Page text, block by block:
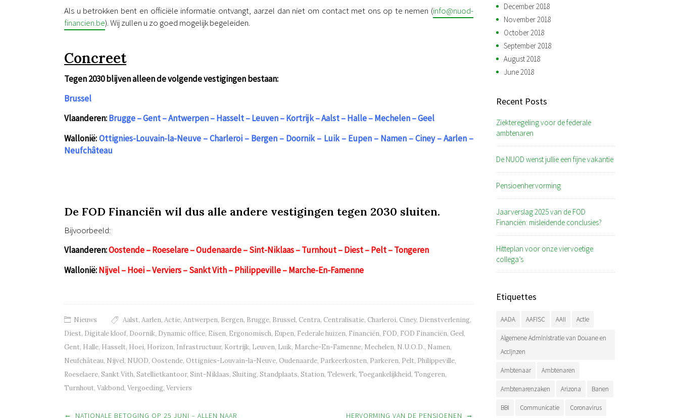
Als u betrokken bent en officiële informatie ontvangt, aarzel dan niet om contact met ons op te nemen (info@nuod-
financien.be). Wij zullen u zo goed mogelijk begeleiden.
Concreet
Tegen 2030 blijven alleen de volgende vestigingen bestaan:
Brussel
Vlaanderen:Brugge – Gent – Antwerpen – Hasselt – Leuven – Kortrijk – Aalst – Halle – Mechelen – Geel
Wallonië:Ottignies-Louvain-la-Neuve – Charleroi – Bergen – Doornik – Luik – Eupen – Namen – Ciney – Aarlen –
Neufchâteau
De FOD Financiën wil dus alle andere vestigingen tegen 2030 sluiten.
Bijvoorbeeld:
Vlaanderen:Oostende – Roeselare – Oudenaarde – Sint-Niklaas – Turnhout – Diest – Pelt – Tongeren
Wallonië:Nijvel – Hoei – Verviers – Sankt Vith – Philippeville – Marche-En-Famenne
Nieuws Aalst, Aarlen, Actie, Antwerpen, Bergen, Brugge, Brussel, Centra, Centralisatie, Charleroi, Ciney, Dienstverlening,
Diest, Digitale kloof, Doornik, Dynamic office, Eisen, Ergonomisch, Eupen, Federale huizen, Financiën, FOD, FOD Financiën, Geel,
Gent, Halle, Hasselt, Hoei, Horizon, Infrastructuur, Kortrijk, Leuven, Luik, Marche-En-Famenne, Mechelen, N.U.O.D., Namen,
Neufchâteau, Nijvel, NUOD, Oostende, Ottignies-Louvain-la-Neuve, Oudenaarde, Parkeerkosten, Parkeren, Pelt, Philippeville,
Roeselaere, Sankt Vith, Satellietkantoor, Sint-Niklaas, Sluiting, Standplaats, Station, Telewerk, Toegankelijkheid, Tongeren,
Turnhout, Vakbond, Vergoeding, Verviers
← NATIONALE BETOGING OP 25 JUNI – ALLEN NAAR HERVORMING VAN DE PENSIOENEN →
December 2018
November 2018
October 2018
September 2018
August 2018
June 2018
Recent Posts
Ziekteregeling voor de federale
ambtenaren
De NUOD wenst jullie een fijne vakantie
Pensioenhervorming
Jaarverslag 2025 van de FOD
Financiën: misleidende conclusies?
Hitteplan voor onze viervoetige
collega’s
Etiquettes
AADA AAFISC AAII Actie
Algemene Administratie van Douane en
Accijnzen
Ambtenaar Ambtenaren
Ambtenarenzaken Arizona Banen
BBI Communicatie Coronavirus